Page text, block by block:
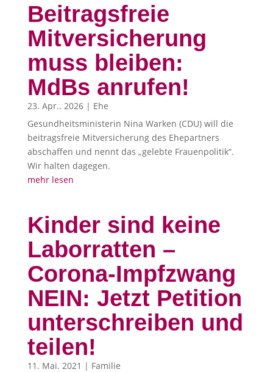
Beitragsfreie
Mitversicherung
muss bleiben:
MdBs anrufen!
23. Apr.. 2026| Ehe
Gesundheitsministerin Nina Warken (CDU) will die
beitragsfreie Mitversicherung des Ehepartners
abschaffen und nennt das „gelebte Frauenpolitik“.
Wir halten dagegen.
mehr lesen
Kinder sind keine
Laborratten –
Corona-Impfzwang
NEIN: Jetzt Petition
unterschreiben und
teilen!
11. Mai. 2021 | Familie